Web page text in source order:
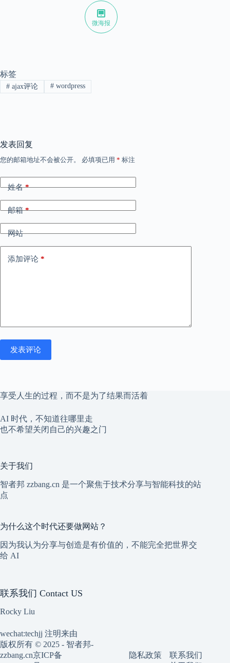
微海报
标签
#ajax评论 #wordpress
发表回复
您的邮箱地址不会被公开。 必填项已用 * 标注
姓名*
邮箱*
网站
添加评论 *
发表评论
享受人生的过程，而不是为了结果而活着
AI 时代，不知道往哪里走
也不希望关闭自己的兴趣之门
关于我们
智者邦 zzbang.cn 是一个聚焦于技术分享与智能科技的站
点
为什么这个时代还要做网站？
因为我认为分享与创造是有价值的，不能完全把世界交
给 AI
联系我们 Contact US
Rocky Liu
wechat:techjj 注明来由
版权所有 © 2025 - 智者邦-
zzbang.cn京ICP备
隐私政策
联系我们